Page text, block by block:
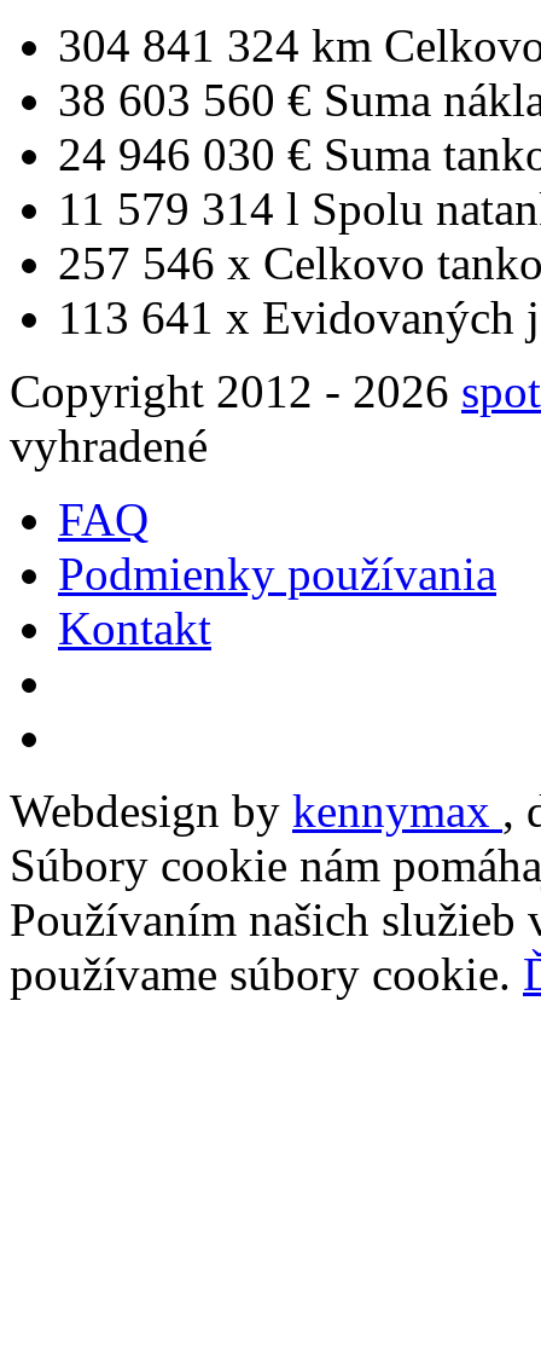
304 841 324 km
38 603 560 € Suma
24 946 030 € Suma
11 579 314 l Spolu
257 546 x Celkovo
113 641 x Evidovaných
Copyright 2012 - 2026
vyhradené
FAQ
Podmienky používania
Kontakt
Webdesign by kennymax ,
Súbory cookie nám
Používaním našich služieb
používame súbory cookie.